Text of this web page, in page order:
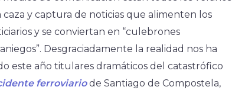
caza y captura de noticias que alimenten los
y se conviertan en “culebrones
Desgraciadamente la realidad nos ha
este año titulares dramáticos del catastrófico
ferroviariode Santiago de Compostela,